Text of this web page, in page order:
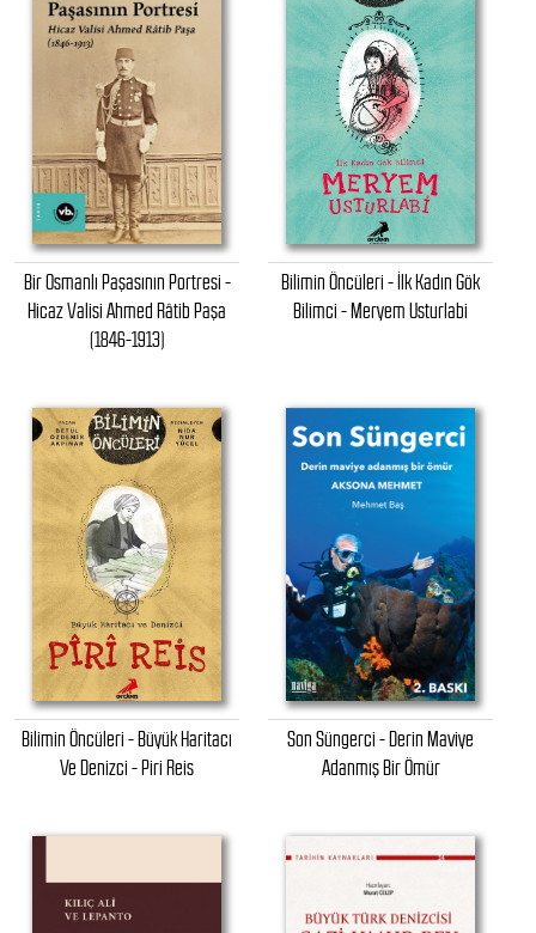
Bir Osmanlı Paşasının Portresi -
Hicaz Valisi Ahmed Râtib Paşa
(1846-1913)
Bilimin Öncüleri - İlk Kadın Gök
Bilimci - Meryem Usturlabi
Bilimin Öncüleri - Büyük Haritacı
Ve Denizci - Piri Reis
Son Süngerci - Derin Maviye
Adanmış Bir Ömür